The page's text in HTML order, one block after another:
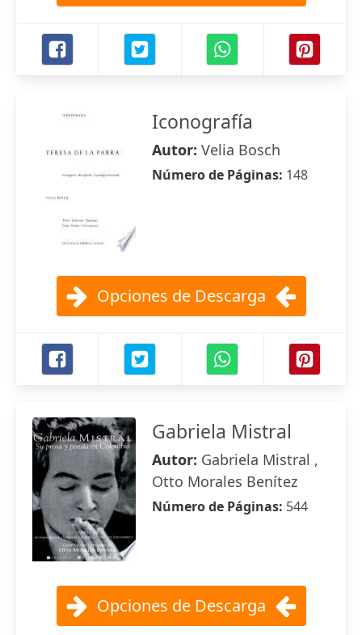
Iconografía
Autor: Velia Bosch
Número de Páginas: 148
Opciones de Descarga
Gabriela Mistral
Autor: Gabriela Mistral ,
Otto Morales Benítez
Número de Páginas: 544
Opciones de Descarga